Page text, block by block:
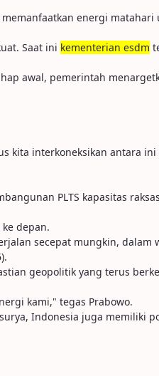
memanfaatkan energi
Saat ini kementerian esdm
awal, pemerintah
kita interkoneksikan antara
PLTS kapasitas
depan.
secepat mungkin, dalam
geopolitik yang terus
kami," tegas Prabowo.
Indonesia juga memiliki